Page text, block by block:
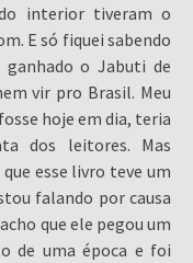
interior tiveram o
E só fiquei sabendo
o Jabuti de
vir pro Brasil. Meu
hoje em dia, teria
dos leitores. Mas
esse livro teve um
falando por causa
que ele pegou um
de uma época e foi